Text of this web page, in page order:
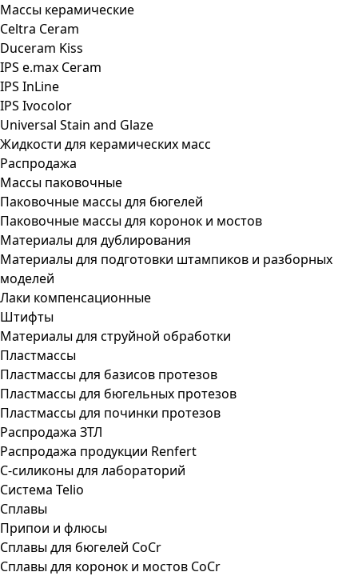
Массы керамические
Celtra Ceram
Duceram Kiss
IPS e.max Ceram
IPS InLine
IPS Ivocolor
Universal Stain and Glaze
Жидкости для керамических масс
Распродажа
Массы паковочные
Паковочные массы для бюгелей
Паковочные массы для коронок и мостов
Материалы для дублирования
Материалы для подготовки штампиков и разборных
моделей
Лаки компенсационные
Штифты
Материалы для струйной обработки
Пластмассы
Пластмассы для базисов протезов
Пластмассы для бюгельных протезов
Пластмассы для починки протезов
Распродажа ЗТЛ
Распродажа продукции Renfert
С-силиконы для лабораторий
Система Telio
Сплавы
Припои и флюсы
Сплавы для бюгелей CoCr
Сплавы для коронок и мостов CoCr